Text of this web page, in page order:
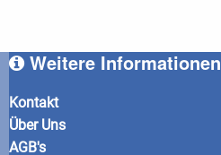
Weitere Informationen
Kontakt
Über Uns
AGB's